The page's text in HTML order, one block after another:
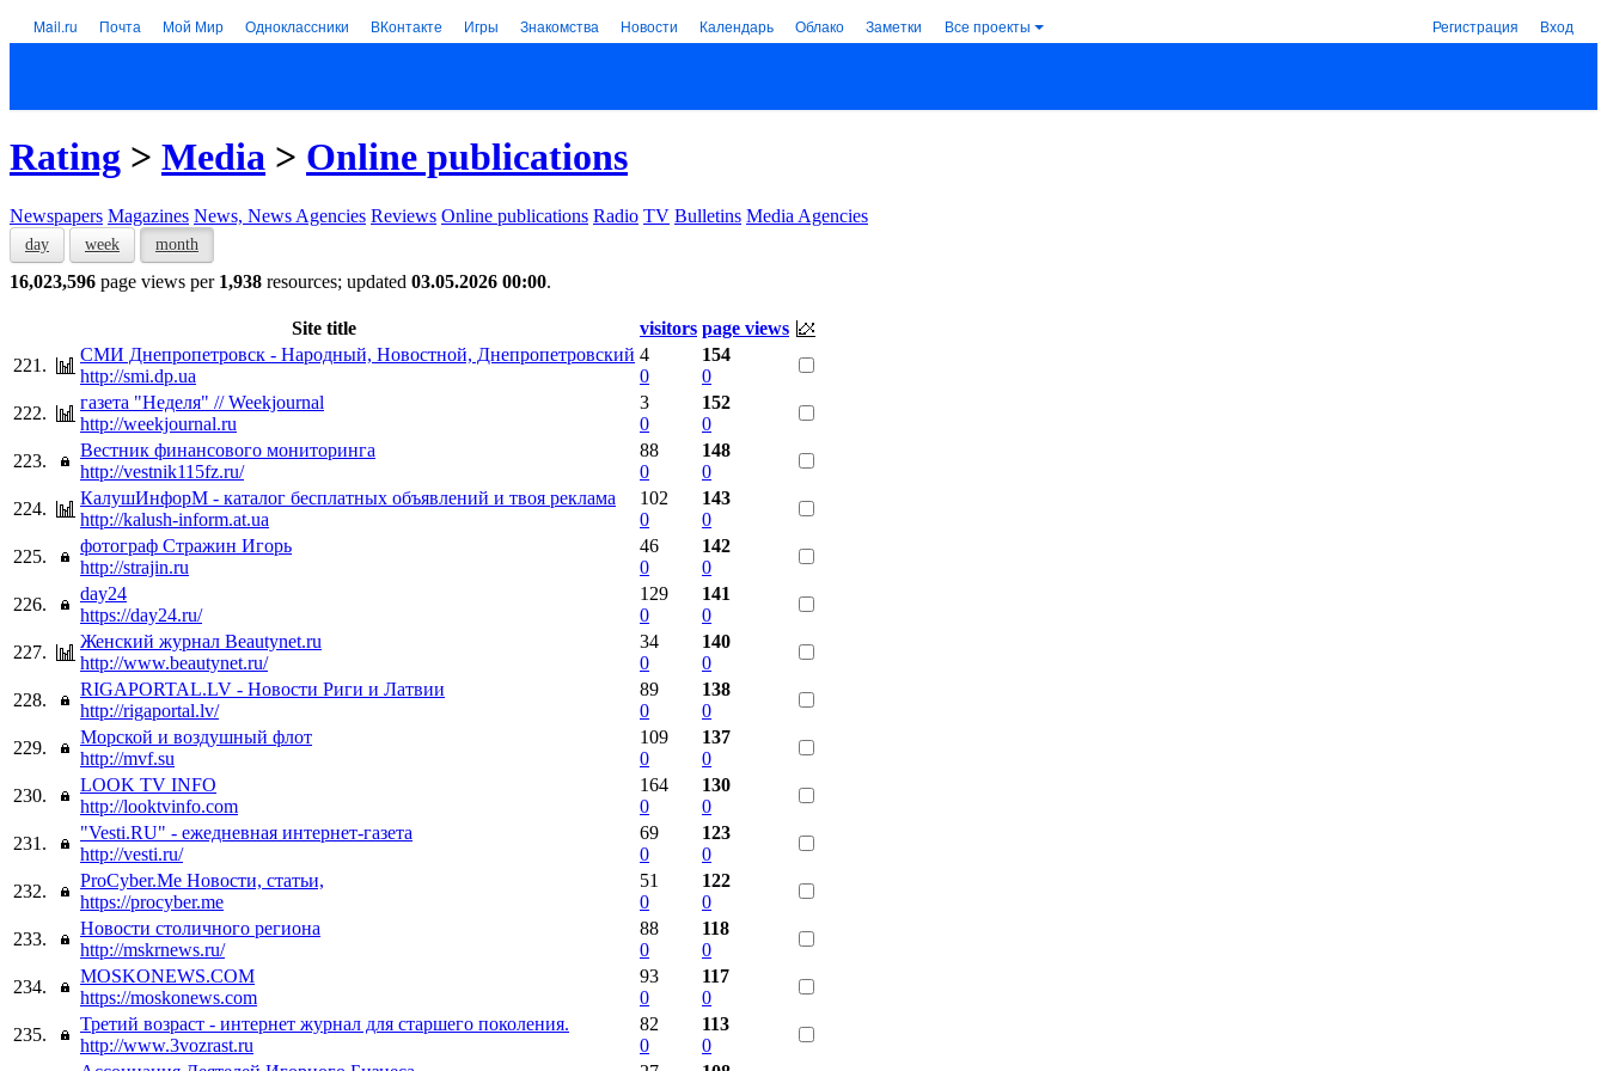
Mail.ru Почта Мой Мир Одноклассники ВКонтакте Игры Знакомства Новости Календарь Облако Заметки Все проекты Регистрация Вход
Rating > Media > Online publications
Newspapers Magazines News, News Agencies Reviews Online publications Radio TV Bulletins Media Agencies
day week month
16,023,596 page views per 1,938 resources; updated 03.05.2026 00:00.
Site title visitors page views
221.
СМИ Днепропетровск - Народный, Новостной, Днепропетровский
http://smi.dp.ua
4
0
154
0
222.
газета "Неделя" // Weekjournal
http://weekjournal.ru
3
0
152
0
223.
Вестник финансового мониторинга
http://vestnik115fz.ru/
88
0
148
0
224.
КалушИнфорМ - каталог бесплатных объявлений и твоя реклама
http://kalush-inform.at.ua
102
0
143
0
225.
фотограф Стражин Игорь
http://strajin.ru
46
0
142
0
226.
day24
https://day24.ru/
129
0
141
0
227.
Женский журнал Beautynet.ru
http://www.beautynet.ru/
34
0
140
0
228.
RIGAPORTAL.LV - Новости Риги и Латвии
http://rigaportal.lv/
89
0
138
0
229.
Морской и воздушный флот
http://mvf.su
109
0
137
0
230.
LOOK TV INFO
http://looktvinfo.com
164
0
130
0
231.
"Vesti.RU" - ежедневная интернет-газета
http://vesti.ru/
69
0
123
0
232.
ProCyber.Me Новости, статьи,
https://procyber.me
51
0
122
0
233.
Новости столичного региона
http://mskrnews.ru/
88
0
118
0
234.
MOSKONEWS.COM
https://moskonews.com
93
0
117
0
235.
Третий возраст - интернет журнал для старшего поколения.
http://www.3vozrast.ru
82
0
113
0